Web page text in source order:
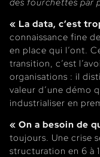
« La data, c’est
connaissance fine
en place qui l’ont.
transition, c’est
organisations : il
valeur d’une démo
industrialiser en
« On a besoin de
toujours. Une crise
structuration en 6 à